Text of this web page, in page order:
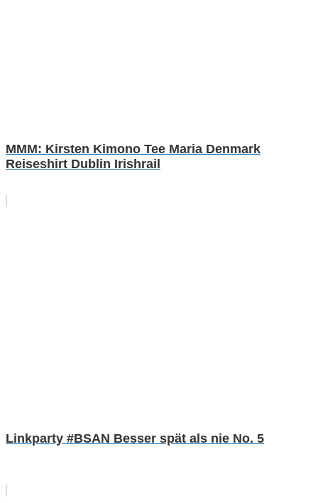
MMM: Kirsten Kimono Tee Maria Denmark
Reiseshirt Dublin Irishrail
Linkparty #BSAN Besser spät als nie No. 5